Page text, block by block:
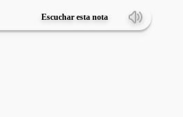
Escuchar esta nota